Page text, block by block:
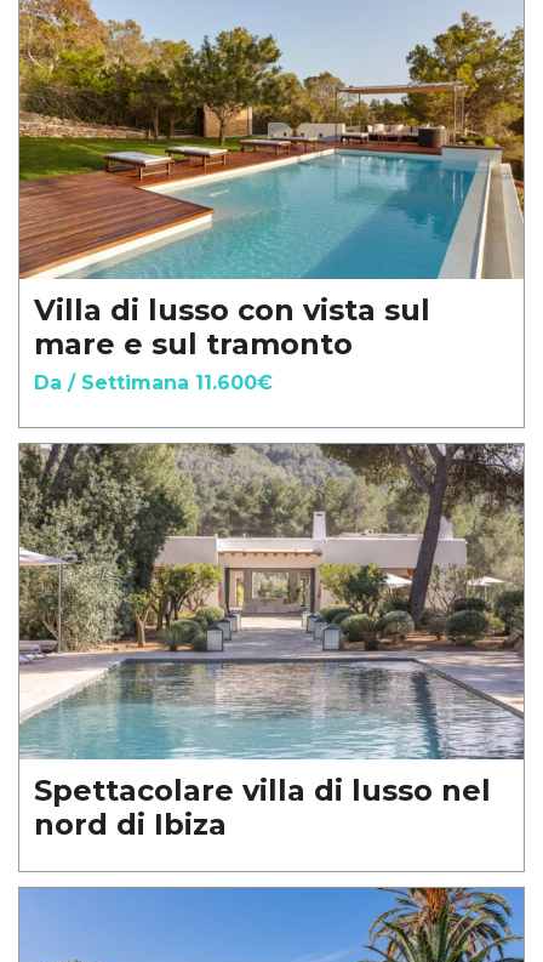
Villa di lusso con vista sul
mare e sul tramonto
Da / Settimana 11.600€
Spettacolare villa di lusso nel
nord di Ibiza